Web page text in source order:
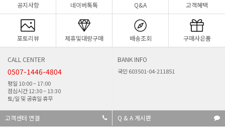
공지사항 네이버톡톡 Q&A 고객혜택
포토리뷰 제휴및대량구매 배송조회 구매사은품
CALL CENTER
0507-1446-4804
평일 10:00 ~ 17:00
점심시간 12:30 ~ 13:30
토/일 및 공휴일 휴무
BANK INFO
국민 603501-04-211851
고객센터 연결 Q & A 게시판